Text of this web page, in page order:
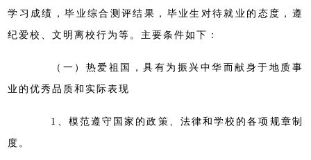
学习成绩，毕业综合测评结果，毕业生对待就业的态度，遵
纪爱校、文明离校行为等。主要条件如下：
（一）热爱祖国，具有为振兴中华而献身于地质事
业的优秀品质和实际表现
1、模范遵守国家的政策、法律和学校的各项规章制
度。